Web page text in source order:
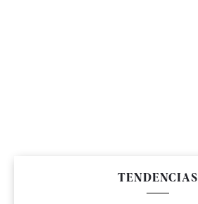
TENDENCIAS